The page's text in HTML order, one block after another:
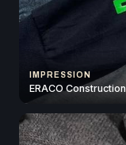
IMPRESSION
ERACO Construction